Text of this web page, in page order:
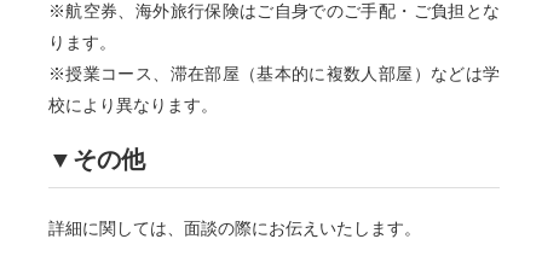
※航空券、海外旅行保険はご自身でのご手配・ご負担とな
ります。
※授業コース、滞在部屋（基本的に複数人部屋）などは学
校により異なります。
▼その他
詳細に関しては、面談の際にお伝えいたします。